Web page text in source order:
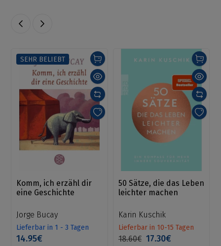
SEHR BELIEBT
Komm, ich erzähl dir
eine Geschichte
Jorge Bucay
Lieferbar in 1 - 3 Tagen
14.95€
50 Sätze, die das Leben
leichter machen
Karin Kuschik
Lieferbar in 10-15 Tagen
18.60€ 17.30€